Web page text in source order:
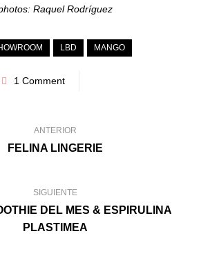
Raquel Rodríguez
LBD MANGO
1 Comment
ANTERIOR
FELINA LINGERIE
SIGUIENTE
DEL MES & ESPIRULINA
PLASTIMEA